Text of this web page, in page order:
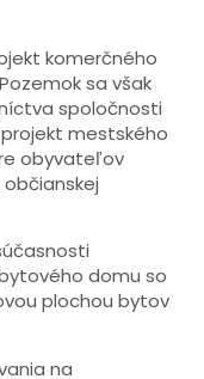
komerčného
sa však
spoločnosti
mestského
obyvateľov
domu so
plochou bytov
na